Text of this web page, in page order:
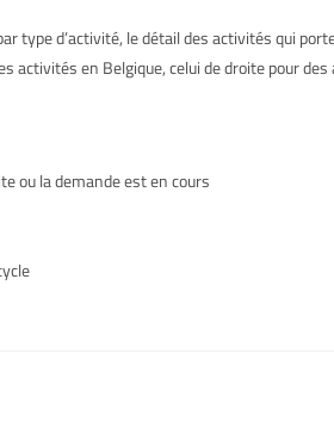
type d’activité, le détail des activités qui
activités en Belgique, celui de droite pour
ou la demande est en cours